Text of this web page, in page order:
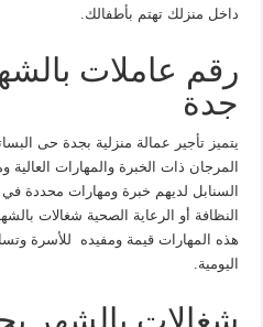
داخل منزلك تهتم بأطفالك.
رقم عاملات
جدة
يتميز تأجير عمالة منزلية بجدة حى
المرجان ذات الخبرة والمهارات
السنابل لديهم خبرة ومهارات محددة
النظافة أو الرعاية الصحية شغالات
هذه المهارات قيمة ومفيده للأسرة
اليومية.